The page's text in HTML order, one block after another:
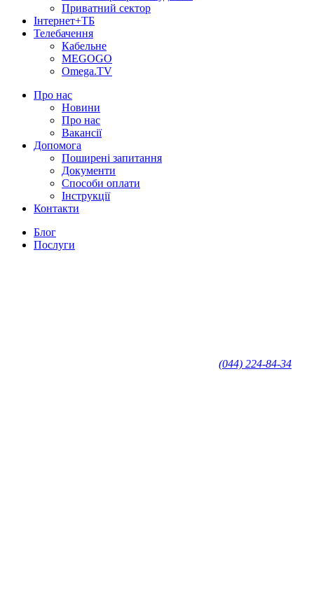
Приватний сектор
Інтернет+ТБ
Телебачення
Кабельне
MEGOGO
Omega.TV
Про нас
Новини
Про нас
Вакансії
Допомога
Поширені запитання
Документи
Способи оплати
Інструкції
Контакти
Блог
Послуги
(044) 224-84-34